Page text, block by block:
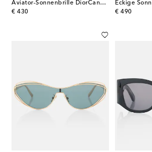
Aviator-Sonnenbrille DiorCannage A1U
€ 430
original price
€ 490
original price